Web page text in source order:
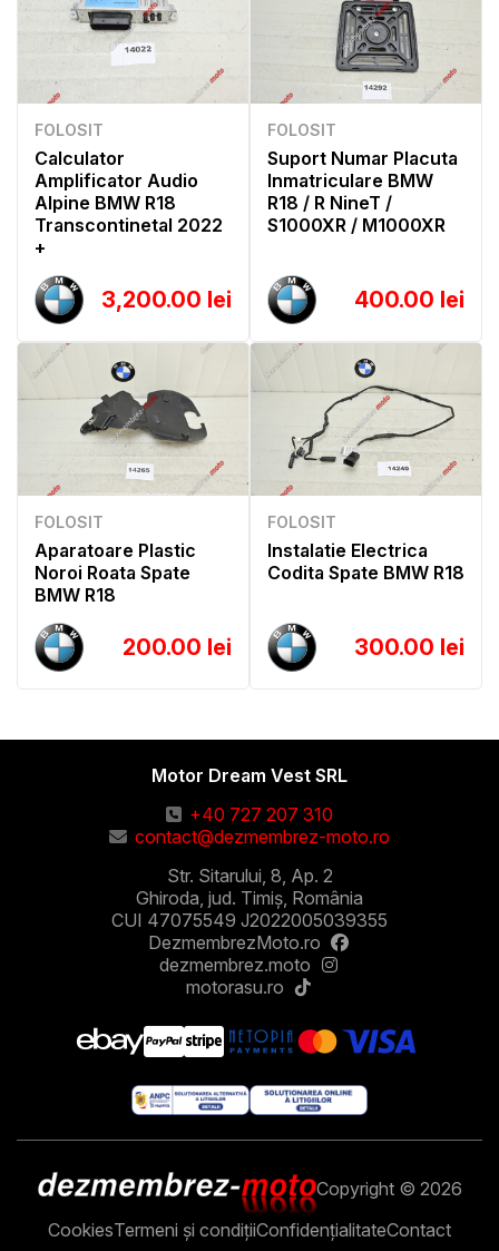
FOLOSIT
Calculator
Amplificator Audio
Alpine BMW R18
Transcontinetal 2022
+
3,200.00 lei
FOLOSIT
Suport Numar Placuta
Inmatriculare BMW
R18 / R NineT /
S1000XR / M1000XR
400.00 lei
FOLOSIT
Aparatoare Plastic
Noroi Roata Spate
BMW R18
200.00 lei
FOLOSIT
Instalatie Electrica
Codita Spate BMW R18
300.00 lei
Motor Dream Vest SRL
+40 727 207 310
contact@dezmembrez-moto.ro
Str. Sitarului, 8, Ap. 2
Ghiroda, jud. Timiș, România
CUI 47075549 J2022005039355
DezmembrezMoto.ro
dezmembrez.moto
motorasu.ro
Copyright © 2026
CookiesTermeni și condițiiConfidențialitateContact